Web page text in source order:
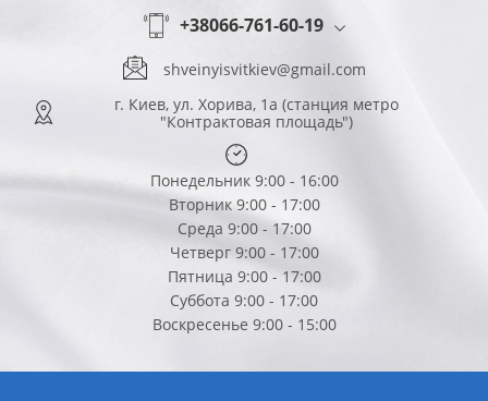
+38066-761-60-19
shveinyisvitkiev@gmail.com
г. Киев, ул. Хорива, 1а (станция метро
"Контрактовая площадь")
Понедельник 9:00 - 16:00
Вторник 9:00 - 17:00
Среда 9:00 - 17:00
Четверг 9:00 - 17:00
Пятница 9:00 - 17:00
Суббота 9:00 - 17:00
Воскресенье 9:00 - 15:00